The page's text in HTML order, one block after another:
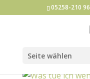
05258-210
Seite wählen